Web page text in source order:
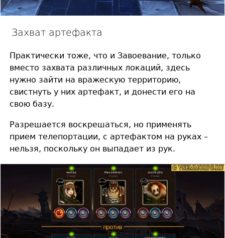
Захват артефакта
Практически тоже, что и Завоевание, только
вместо захвата различных локаций, здесь
нужно зайти на вражескую территорию,
свистнуть у них артефакт, и донести его на
свою базу.
Разрешается воскрешаться, но применять
прием телепортации, с артефактом на руках –
нельзя, поскольку он выпадает из рук.